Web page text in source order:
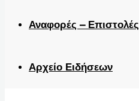
Αναφορές – Επιστολές
Αρχείο Ειδήσεων